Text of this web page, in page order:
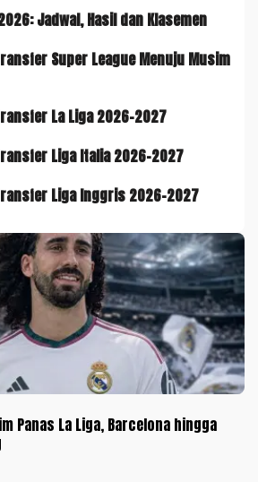
Jadwal, Hasil dan Klasemen
Super League Menuju Musim
La Liga 2026-2027
Liga Italia 2026-2027
Liga Inggris 2026-2027
Panas La Liga, Barcelona hingga